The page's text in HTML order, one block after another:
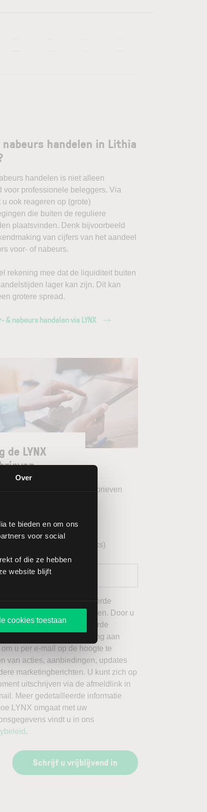
Over
te bieden en om ons
voor social
of die ze hebben
website blijft
cookies toestaan
nabeurs handelen in Lithia
handelen is niet alleen
voor professionele beleggers. Via
u ook reageren op (grote)
die buiten de reguliere
plaatsvinden. Denk bijvoorbeeld
van cijfers van het aandeel
voor- of nabeurs.
rekening mee dat de liquiditeit buiten
lager kan zijn. Dit kan
grotere spread.
& nabeurs handelen via LYNX
de LYNX
gewenste LYNX Nieuwsbrieven
Call (dagelijks)
analyse AEX (wekelijks)
graag de door mij geselecteerde
van LYNX ontvangen. Door u
melden voor de geselecteerde
geeft u toestemming aan
om u per e-mail op de hoogte te
van acties, aanbiedingen, updates
marketingberichten. U kunt zich op
uitschrijven via de afmeldlink in
Meer gedetailleerde informatie
LYNX omgaat met uw
vindt u in ons
.
Schrijf u vrijblijvend in